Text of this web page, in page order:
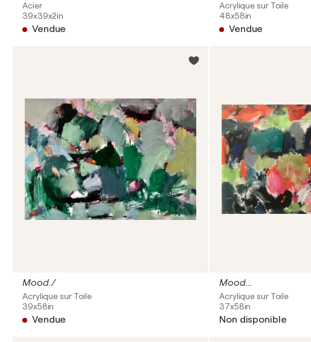
Acier
39x39x2in
Vendue
Acrylique sur Toile
48x58in
Vendue
Mood./
Acrylique sur Toile
39x58in
Vendue
Mood...
Acrylique sur Toile
37x58in
Non disponible